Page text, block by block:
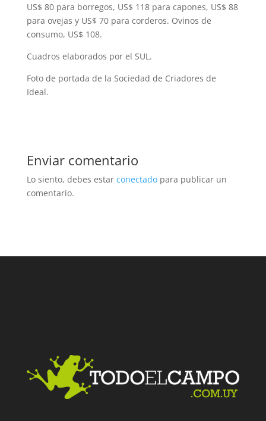
US$ 80 para borregos, US$ 118 para capones, US$ 88
para ovejas y US$ 70 para corderos. Ovinos de
consumo, US$ 108.
Cuadros elaborados por el SUL.
Foto de portada de la Sociedad de Criadores de
Ideal.
Enviar comentario
Lo siento, debes estar conectadopara publicar un
comentario.
Facebook